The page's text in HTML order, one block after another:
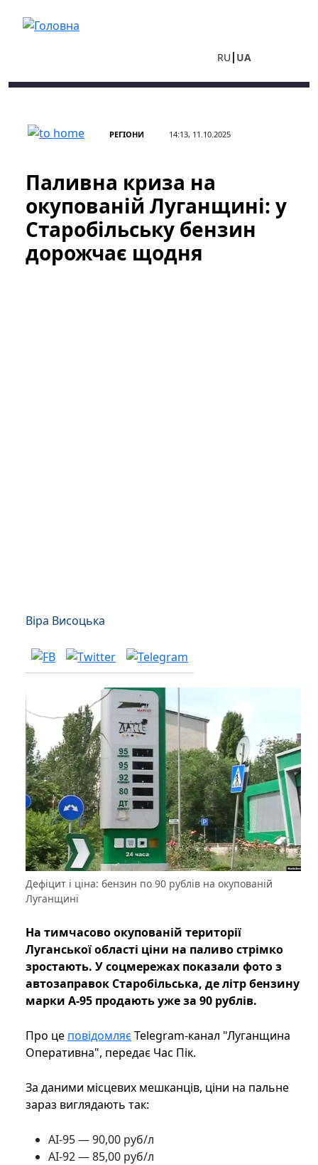
RU UA
РЕГІОНИ 14:13, 11.10.2025
Паливна криза на
окупованій Луганщині: у
Старобільську бензин
дорожчає щодня
Віра Висоцька
Дефіцит і ціна: бензин по 90 рублів на окупованій
Луганщині
На тимчасово окупованій території
Луганської області ціни на паливо стрімко
зростають. У соцмережах показали фото з
автозаправок Старобільська, де літр бензину
марки А-95 продають уже за 90 рублів.
Про це повідомляєTelegram-канал "Луганщина
Оперативна", передає Час Пік.
За даними місцевих мешканців, ціни на пальне
зараз виглядають так:
АІ-95 — 90,00 руб/л
АІ-92 — 85,00 руб/л